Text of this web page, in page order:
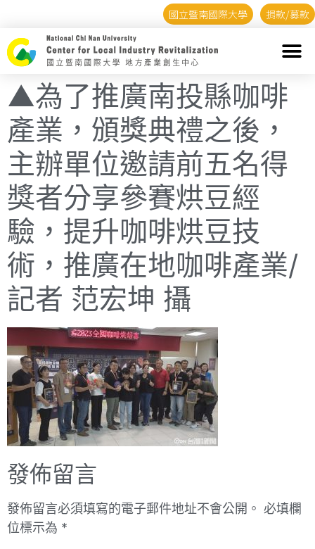
國立暨南國際大學 捐款/募款
▲為了推廣南投縣咖啡
產業，頒獎典禮之後，
主辦單位邀請前五名得
獎者分享參賽烘豆經
驗，提升咖啡烘豆技
術，推廣在地咖啡產業/
記者 范宏坤 攝
發佈留言
發佈留言必須填寫的電子郵件地址不會公開。 必填欄
位標示為 *